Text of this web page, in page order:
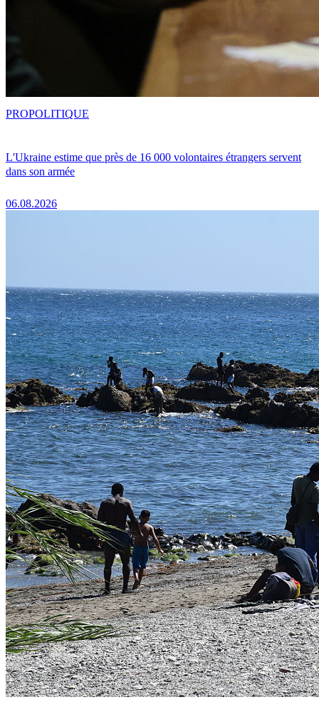
L'Ukraine estime que près de 16 000 volontaires étrangers servent
dans son armée
06.08.2026
PROPOLITIQUE